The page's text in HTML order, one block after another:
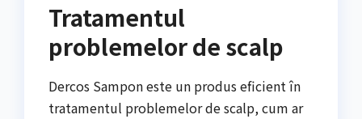
Tratamentul
problemelor de scalp
Dercos Sampon este un produs eficient în
tratamentul problemelor de scalp, cum ar